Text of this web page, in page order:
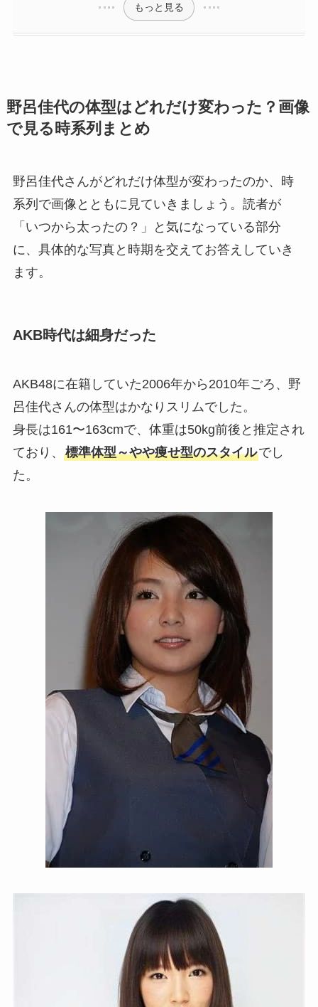
もっと見る
野呂佳代の体型はどれだけ変わった？画像
で見る時系列まとめ
野呂佳代さんがどれだけ体型が変わったのか、時
系列で画像とともに見ていきましょう。読者が
「いつから太ったの？」と気になっている部分
に、具体的な写真と時期を交えてお答えしていき
ます。
AKB時代は細身だった
AKB48に在籍していた2006年から2010年ごろ、野
呂佳代さんの体型はかなりスリムでした。
身長は161〜163cmで、体重は50kg前後と推定され
ており、 標準体型～やや痩せ型のスタイルでし
た。